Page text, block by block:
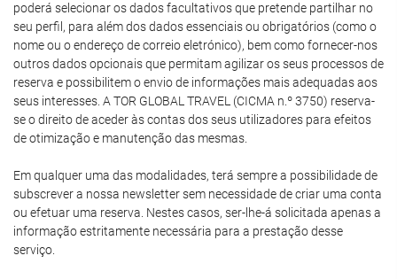
poderá selecionar os dados facultativos que pretende partilhar no
seu perfil, para além dos dados essenciais ou obrigatórios (como o
nome ou o endereço de correio eletrónico), bem como fornecer-nos
outros dados opcionais que permitam agilizar os seus processos de
reserva e possibilitem o envio de informações mais adequadas aos
seus interesses. A TOR GLOBAL TRAVEL (CICMA n.º 3750) reserva-
se o direito de aceder às contas dos seus utilizadores para efeitos
de otimização e manutenção das mesmas.
Em qualquer uma das modalidades, terá sempre a possibilidade de
subscrever a nossa newsletter sem necessidade de criar uma conta
ou efetuar uma reserva. Nestes casos, ser-lhe-á solicitada apenas a
informação estritamente necessária para a prestação desse
serviço.